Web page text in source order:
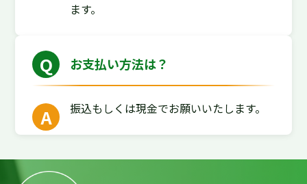
ます。
お支払い方法は？
振込もしくは現金でお願いいたします。